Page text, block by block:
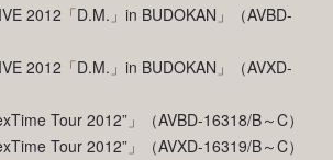
2012「D.M.」in BUDOKAN」（AVBD-
2012「D.M.」in BUDOKAN」（AVXD-
Tour 2012”」（AVBD-16318/B～C）
Tour 2012”」（AVXD-16319/B～C）